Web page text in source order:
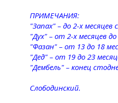
ПРИМЕЧАНИЯ:
"Запах" – до 2-х месяцев
"Дух" – от 2-х месяцев
"Фазан" – от 13 до 18
"Дед" – от 19 до 23
"Дембель" – конец
Слободинский.